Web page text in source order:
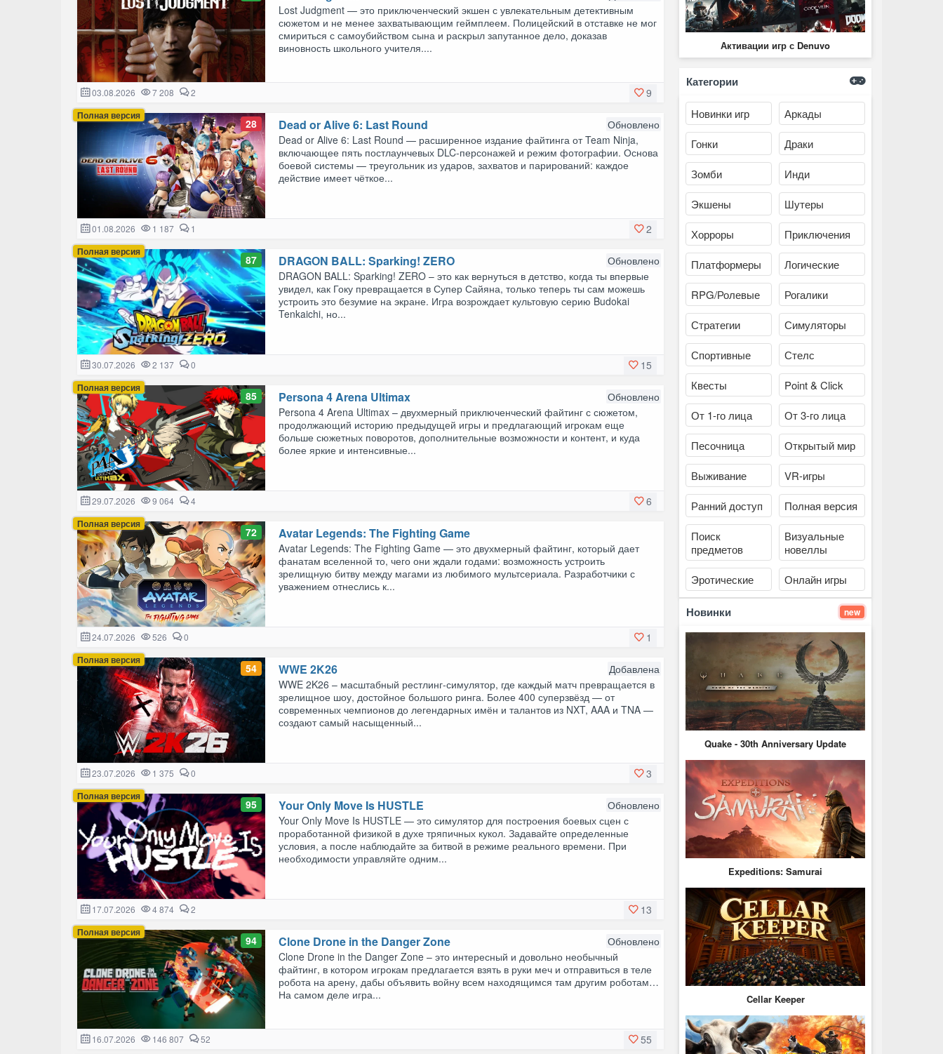
Lost Judgment — это приключенческий экшен с увлекательным детективным
сюжетом и не менее захватывающим геймплеем. Полицейский в отставке не мог
смириться с самоубийством сына и раскрыл запутанное дело, доказав
виновность школьного учителя....
9
03.08.2026 7 208 2
Полная версия
28 Dead or Alive 6: Last Round
Обновлено
Dead or Alive 6: Last Round — расширенное издание файтинга от Team Ninja,
включающее пять постлаунчевых DLC-персонажей и режим фотографии. Основа
боевой системы — треугольник из ударов, захватов и парирований: каждое
действие имеет чёткое...
2
01.08.2026 1 187 1
Полная версия
87 DRAGОN BALL: Sparking! ZERO
Обновлено
DRAGON BALL: Sparking! ZERO – это как вернуться в детство, когда ты впервые
увидел, как Гоку превращается в Супер Сайяна, только теперь ты сам можешь
устроить это безумие на экране. Игра возрождает культовую серию Budokai
Tenkaichi, но...
15
30.07.2026 2 137 0
Полная версия
85 Persona 4 Arena Ultimax
Обновлено
Persona 4 Arena Ultimax – двухмерный приключенческий файтинг с сюжетом,
продолжающий историю предыдущей игры и предлагающий игрокам еще
больше сюжетных поворотов, дополнительные возможности и контент, и куда
более яркие и интенсивные...
6
29.07.2026 9 064 4
Полная версия
72 Avatar Legends: The Fighting Game
Avatar Legends: The Fighting Game — это двухмерный файтинг, который дает
фанатам вселенной то, чего они ждали годами: возможность устроить
зрелищную битву между магами из любимого мультсериала. Разработчики с
уважением отнеслись к...
1
24.07.2026 526 0
Полная версия
54 WWE 2K26
Добавлена
WWE 2K26 – масштабный рестлинг-симулятор, где каждый матч превращается в
зрелищное шоу, достойное большого ринга. Более 400 суперзвёзд — от
современных чемпионов до легендарных имён и талантов из NXT, AAA и TNA —
создают самый насыщенный...
3
23.07.2026 1 375 0
Полная версия
95 Your Only Move Is HUSTLE
Обновлено
Your Only Move Is HUSTLE — это симулятор для построения боевых сцен с
проработанной физикой в духе тряпичных кукол. Задавайте определенные
условия, а после наблюдайте за битвой в режиме реального времени. При
необходимости управляйте одним...
13
17.07.2026 4 874 2
Полная версия
94 Clone Drone in the Danger Zone
Обновлено
Clone Drone in the Danger Zone – это интересный и довольно необычный
файтинг, в котором игрокам предлагается взять в руки меч и отправиться в теле
робота на арену, дабы объявить войну всем находящимся там другим роботам…
На самом деле игра...
55
16.07.2026 146 807 52
Активации игр с Denuvo
Категории
Новинки игр Аркады
Гонки Драки
Зомби Инди
Экшены Шутеры
Хорроры Приключения
Платформеры Логические
RPG/Ролевые Рогалики
Стратегии Симуляторы
Спортивные Стелс
Квесты Point & Click
От 1-го лица От 3-го лица
Песочница Открытый мир
Выживание VR-игры
Ранний доступ Полная версия
Поиск
предметов
Визуальные
новеллы
Эротические Онлайн игры
Новинки new
Quake - 30th Anniversary Update
Expeditions: Samurai
Cellar Keeper